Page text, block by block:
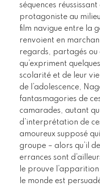
séquences
protagoniste au
film navigue entre la
renvoient en
regards, partagés ou
qu’expriment
scolarité et de leur
de l’adolescence,
fantasmagories de
camarades, autant
d’interprétation de
amoureux supposé
groupe – alors qu’il
errances sont
le prouve
le monde est